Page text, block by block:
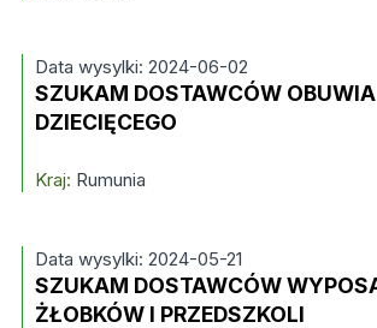
Data wysylki: 2024-06-02
SZUKAM DOSTAWCÓW OBUWIA
DZIECIĘCEGO
Kraj: Rumunia
Data wysylki: 2024-05-21
SZUKAM DOSTAWCÓW
ŻŁOBKÓW I PRZEDSZKOLI